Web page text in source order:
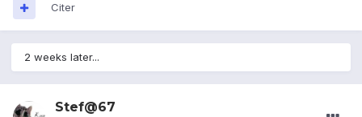
Citer
2 weeks later...
Stef@67